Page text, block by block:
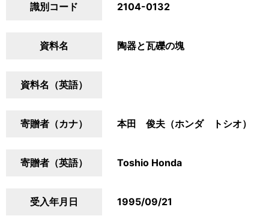
識別コード 2104-0132
資料名 陶器と瓦礫の塊
資料名（英語）
寄贈者（カナ） 本田 俊夫（ホンダ トシオ）
寄贈者（英語） Toshio Honda
受入年月日 1995/09/21